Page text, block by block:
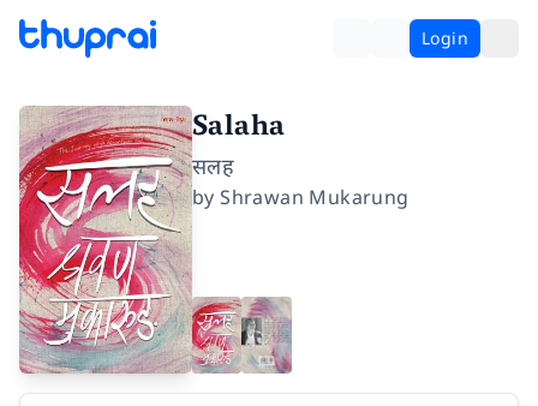
Login
Salaha
सलह
byShrawan Mukarung